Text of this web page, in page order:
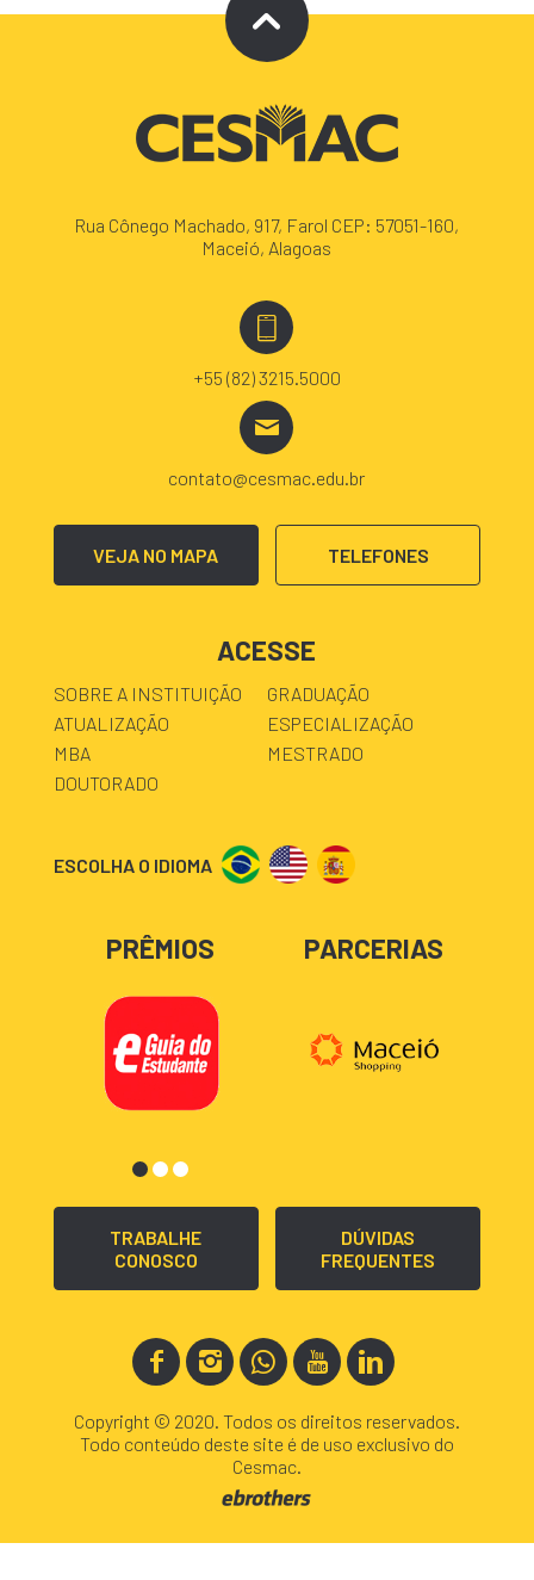
Rua Cônego Machado, 917, Farol CEP: 57051-160,
Maceió, Alagoas
+55 (82) 3215.5000
contato@cesmac.edu.br
VEJA NO MAPA TELEFONES
ACESSE
SOBRE A INSTITUIÇÃO
GRADUAÇÃO
ATUALIZAÇÃO
ESPECIALIZAÇÃO
MBA
MESTRADO
DOUTORADO
ESCOLHA O IDIOMA
PRÊMIOS PARCERIAS
TRABALHE
CONOSCO
DÚVIDAS
FREQUENTES
Copyright © 2020. Todos os direitos reservados.
Todo conteúdo deste site é de uso exclusivo do
Cesmac.